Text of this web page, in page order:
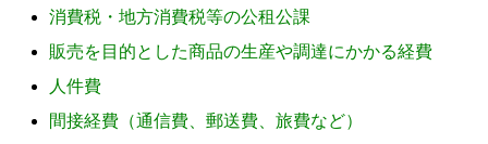
消費税・地方消費税等の公租公課
販売を目的とした商品の生産や調達にかかる経費
人件費
間接経費（通信費、郵送費、旅費など）